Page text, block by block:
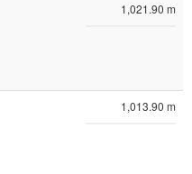
1,021.90 m
1,013.90 m